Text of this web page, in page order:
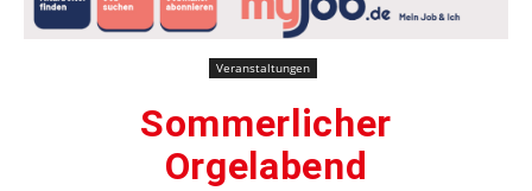
Veranstaltungen
Sommerlicher
Orgelabend